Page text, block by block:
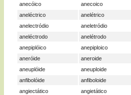
anecóico
anecoico
aneléctrico
anelétrico
anelectródio
aneletródio
aneléctrodo
anelétrodo
anepiplóico
anepiploico
aneróide
aneroide
aneuplóide
aneuploide
anfibolóide
anfiboloide
angiectático
angietático